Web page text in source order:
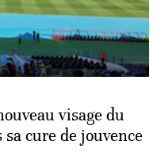
visage du
sa cure de jouvence